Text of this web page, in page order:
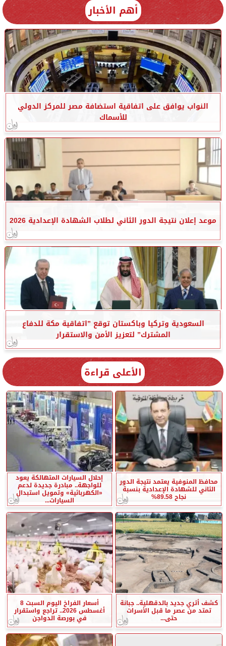
أهم الأخبار
النواب يوافق على اتفاقية استضافة مصر للمركز الدولي
للأسماك
موعد إعلان نتيجة الدور الثاني لطلاب الشهادة الإعدادية 2026
السعودية وتركيا وباكستان توقع ”اتفاقية مكة للدفاع
المشترك” لتعزيز الأمن والاستقرار
الأعلى قراءة
محافظ المنوفية يعتمد نتيجة الدور
الثاني للشهادة الإعدادية بنسبة
نجاح 89.58%
إحلال السيارات المتهالكة يعود
للواجهة.. مبادرة جديدة لدعم
«الكهربائية» وتمويل استبدال
السيارات...
كشف أثري جديد بالدقهلية.. جبانة
تمتد من عصر ما قبل الأسرات
حتى...
أسعار الفراخ اليوم السبت 8
أغسطس 2026.. تراجع واستقرار
في بورصة الدواجن